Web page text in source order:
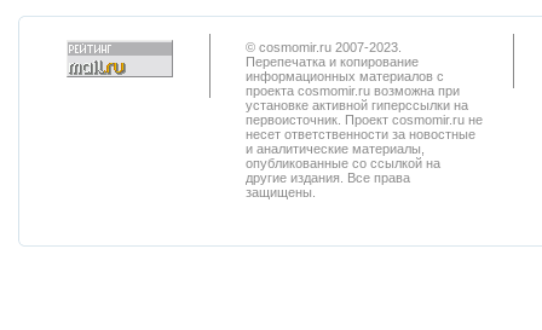
© cosmomir.ru 2007-2023.
Перепечатка и копирование
информационных материалов с
проекта cosmomir.ru возможна при
установке активной гиперссылки на
первоисточник. Проект cosmomir.ru не
несет ответственности за новостные
и аналитические материалы,
опубликованные со ссылкой на
другие издания. Все права
защищены.